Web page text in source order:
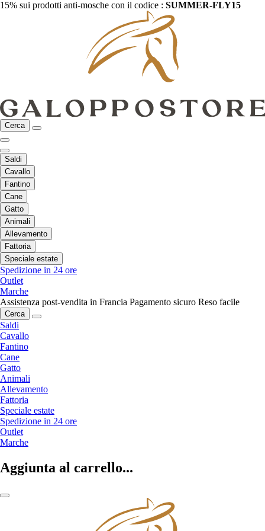
15% sui prodotti anti-mosche con il codice : SUMMER-FLY15
Cerca
Saldi
Cavallo
Fantino
Cane
Gatto
Animali
Allevamento
Fattoria
Speciale estate
Spedizione in 24 ore
Outlet
Marche
Assistenza post-vendita in Francia Pagamento sicuro Reso facile
Cerca
Saldi
Cavallo
Fantino
Cane
Gatto
Animali
Allevamento
Fattoria
Speciale estate
Spedizione in 24 ore
Outlet
Marche
Aggiunta al carrello...